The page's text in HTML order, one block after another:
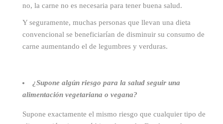
no, la carne no es necesaria para tener buena salud.
Y seguramente, muchas personas que llevan una dieta
convencional se beneficiarían de disminuir su consumo de
carne aumentando el de legumbres y verduras.
¿Supone algún riesgo para la salud seguir una
alimentación vegetariana o vegana?
Supone exactamente el mismo riesgo que cualquier tipo de